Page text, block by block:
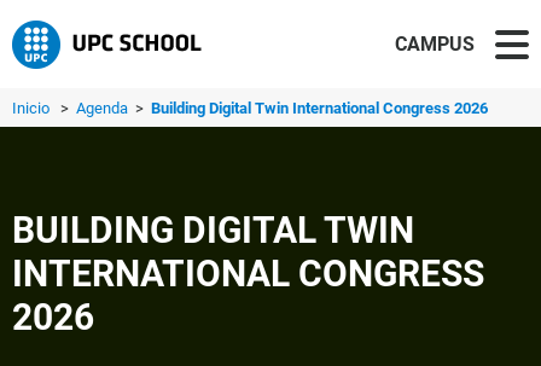
CAMPUS
Inicio > Agenda > Building Digital Twin International Congress 2026
BUILDING DIGITAL TWIN
INTERNATIONAL CONGRESS
2026